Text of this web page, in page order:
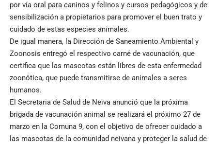
por vía oral para caninos y felinos y cursos pedagógicos y de
sensibilización a propietarios para promover el buen trato y
cuidado de estas especies animales.
De igual manera, la Dirección de Saneamiento Ambiental y
Zoonosis entregó el respectivo carné de vacunación, que
certifica que las mascotas están libres de esta enfermedad
zoonótica, que puede transmitirse de animales a seres
humanos.
El Secretaria de Salud de Neiva anunció que la próxima
brigada de vacunación animal se realizará el próximo 27 de
marzo en la Comuna 9, con el objetivo de ofrecer cuidado a
las mascotas de la comunidad neivana y proteger la salud de